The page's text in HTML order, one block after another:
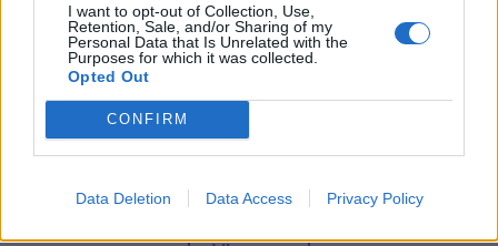
I want to opt-out of Collection, Use,
Retention, Sale, and/or Sharing of my
Personal Data that Is Unrelated with the
Purposes for which it was collected.
Opted Out
CONFIRM
Data Deletion Data Access Privacy Policy
Søndag 16. august inviterer Haveselskabet
Aalborg i samarbejde med Vester Hassing
Borgerforening til havemarked i byparken i Vester
om et marked med omkring 20 stadeholdere, hvor
både glade haveamatører og professionelle